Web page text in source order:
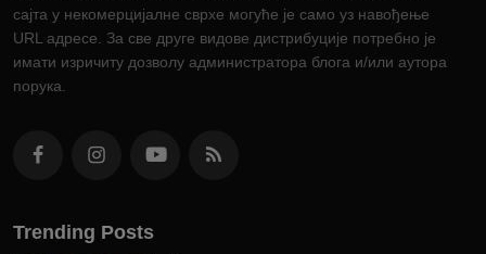
сајта у некомерцијалне сврхе могуће је само уз навођење
URL адресе. За све друге видове дистрибуције потребно је
имати изричиту дозволу администратора блога и/или аутора
порука.
Trending Posts